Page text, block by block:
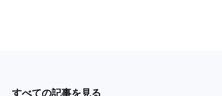
すべての記事を見る